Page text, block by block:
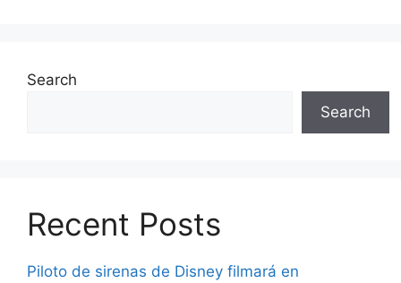
Search
Search
Recent Posts
Piloto de sirenas de Disney filmará en